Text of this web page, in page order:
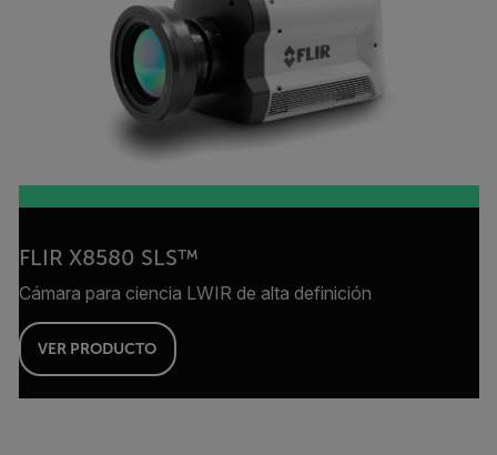
FLIR X8580 SLS™
Cámara para ciencia LWIR de alta definición
VER PRODUCTO